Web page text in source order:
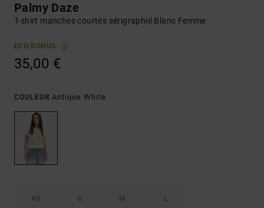
Palmy Daze
T-shirt manches courtes sérigraphié Blanc Femme
ECO-BONUS
35,00 €
COULEUR Antique White
XS S M L